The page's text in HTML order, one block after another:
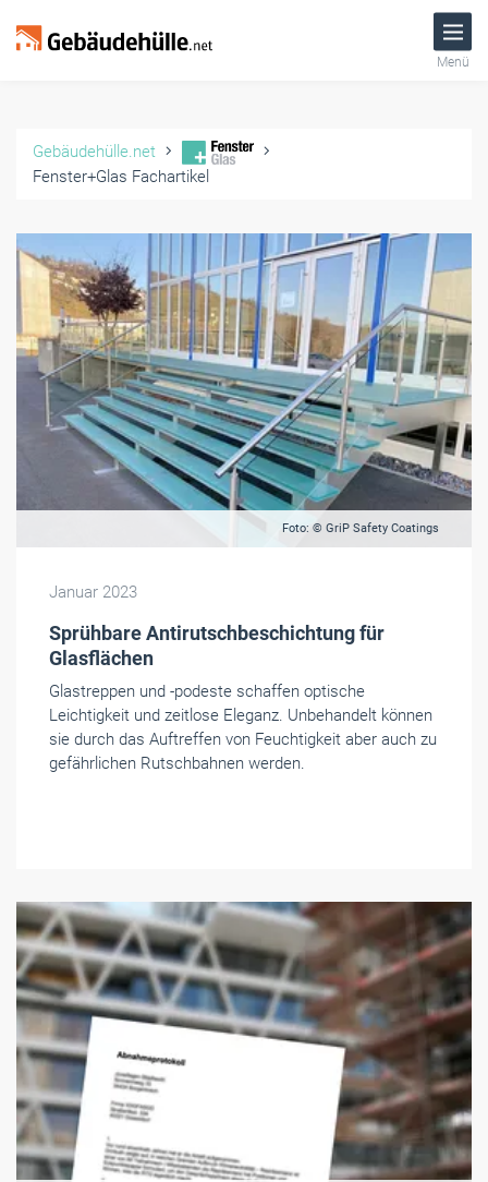
Menü
Gebäudehülle.net
Fenster+Glas Fachartikel
Foto: © GriP Safety Coatings
Januar 2023
Sprühbare Antirutschbeschichtung für
Glasflächen
Glastreppen und -podeste schaffen optische
Leichtigkeit und zeitlose Eleganz. Unbehandelt können
sie durch das Auftreffen von Feuchtigkeit aber auch zu
gefährlichen Rutschbahnen werden.